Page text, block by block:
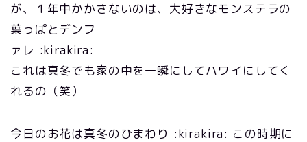
が、１年中かかさないのは、大好きなモンステラの
葉っぱとデンフ
ァレ :kirakira:
これは真冬でも家の中を一瞬にしてハワイにしてく
れるの（笑）
今日のお花は真冬のひまわり :kirakira: この時期に